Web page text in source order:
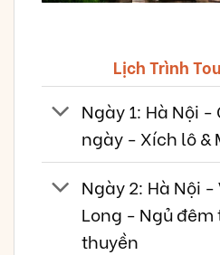
Lịch Trình
Ngày 1: Hà Nội
ngày - Xích lô &
Ngày 2: Hà Nội -
Long - Ngủ đêm
thuyền